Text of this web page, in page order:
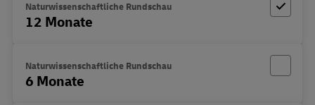
Naturwissenschaftliche Rundschau
12 Monate
Naturwissenschaftliche Rundschau
6 Monate